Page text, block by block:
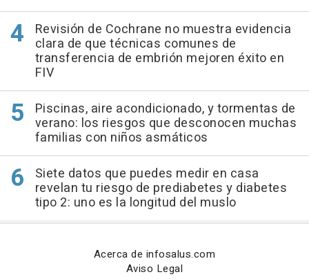
Revisión de Cochrane no muestra evidencia
clara de que técnicas comunes de
transferencia de embrión mejoren éxito en
FIV
Piscinas, aire acondicionado, y tormentas de
verano: los riesgos que desconocen muchas
familias con niños asmáticos
Siete datos que puedes medir en casa
revelan tu riesgo de prediabetes y diabetes
tipo 2: uno es la longitud del muslo
Acerca de infosalus.com
Aviso Legal